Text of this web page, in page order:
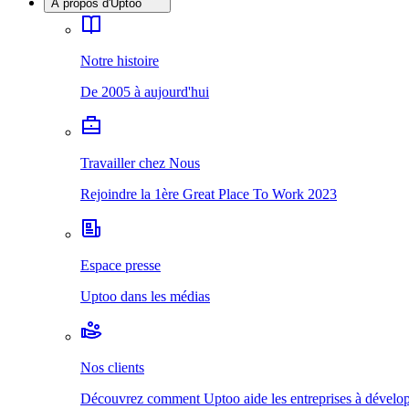
À propos d'Uptoo
Notre histoire
De 2005 à aujourd'hui
Travailler chez Nous
Rejoindre la 1ère Great Place To Work 2023
Espace presse
Uptoo dans les médias
Nos clients
Découvrez comment Uptoo aide les entreprises à